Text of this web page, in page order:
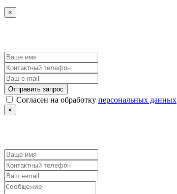
×
Отправить запрос
Cогласен на обработку персональных данных
×